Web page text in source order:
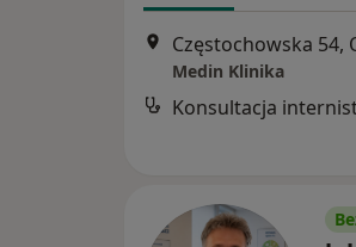
Częstochowska 54,
Medin Klinika
Konsultacja